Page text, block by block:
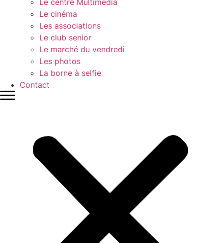
Le cinéma
Les associations
Le club senior
Le marché du vendredi
Les photos
La borne à selfie
Contact